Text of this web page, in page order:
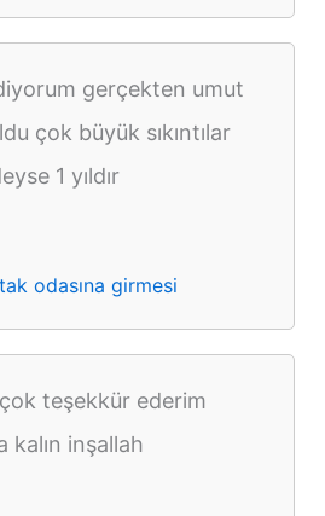
gerçekten umut
çok büyük sıkıntılar
1 yıldır
odasına girmesi
teşekkür ederim
kalın inşallah